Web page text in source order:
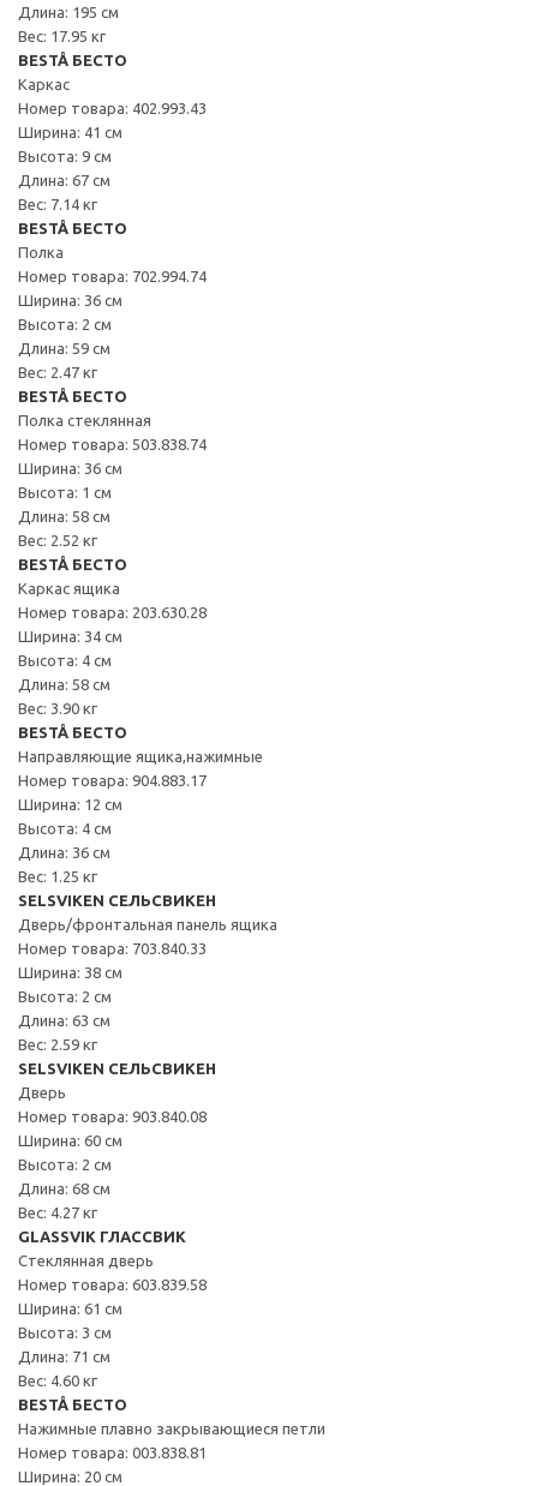
Длина: 195 см
Вес: 17.95 кг
BESTÅ БЕСТО
Каркас
Номер товара: 402.993.43
Ширина: 41 см
Высота: 9 см
Длина: 67 см
Вес: 7.14 кг
BESTÅ БЕСТО
Полка
Номер товара: 702.994.74
Ширина: 36 см
Высота: 2 см
Длина: 59 см
Вес: 2.47 кг
BESTÅ БЕСТО
Полка стеклянная
Номер товара: 503.838.74
Ширина: 36 см
Высота: 1 см
Длина: 58 см
Вес: 2.52 кг
BESTÅ БЕСТО
Каркас ящика
Номер товара: 203.630.28
Ширина: 34 см
Высота: 4 см
Длина: 58 см
Вес: 3.90 кг
BESTÅ БЕСТО
Направляющие ящика,нажимные
Номер товара: 904.883.17
Ширина: 12 см
Высота: 4 см
Длина: 36 см
Вес: 1.25 кг
SELSVIKEN СЕЛЬСВИКЕН
Дверь/фронтальная панель ящика
Номер товара: 703.840.33
Ширина: 38 см
Высота: 2 см
Длина: 63 см
Вес: 2.59 кг
SELSVIKEN СЕЛЬСВИКЕН
Дверь
Номер товара: 903.840.08
Ширина: 60 см
Высота: 2 см
Длина: 68 см
Вес: 4.27 кг
GLASSVIK ГЛАССВИК
Стеклянная дверь
Номер товара: 603.839.58
Ширина: 61 см
Высота: 3 см
Длина: 71 см
Вес: 4.60 кг
BESTÅ БЕСТО
Нажимные плавно закрывающиеся петли
Номер товара: 003.838.81
Ширина: 20 см